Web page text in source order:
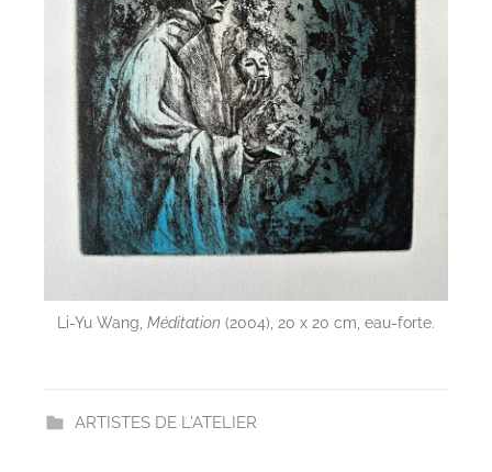
Li-Yu Wang, Méditation (2004), 20 x 20 cm, eau-forte.
ARTISTES DE L'ATELIER